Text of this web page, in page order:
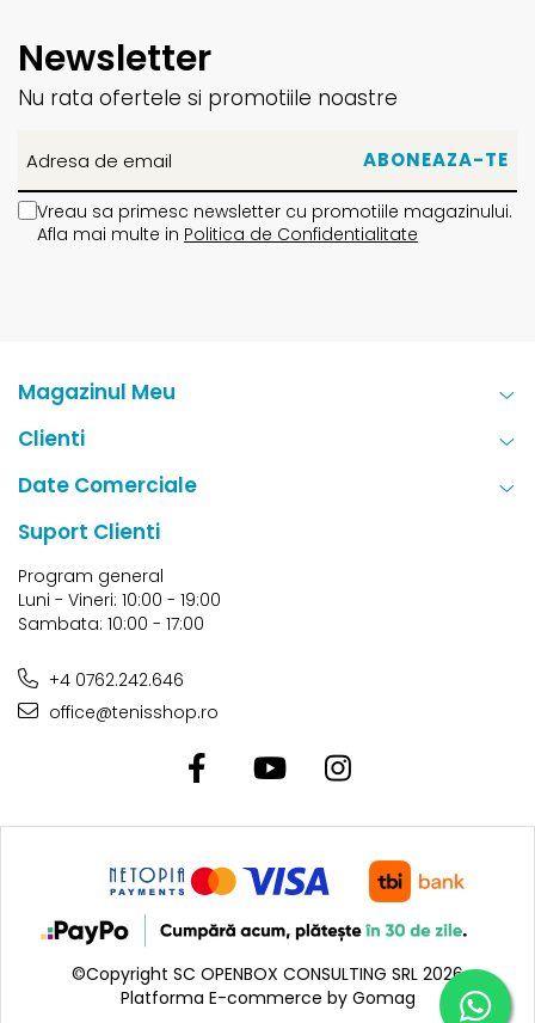
Newsletter
Nu rata ofertele si promotiile noastre
Vreau sa primesc newsletter cu promotiile magazinului.
Afla mai multe in Politica de Confidentialitate
Magazinul Meu
Clienti
Date Comerciale
Suport Clienti
Program general
Luni - Vineri: 10:00 - 19:00
Sambata: 10:00 - 17:00
+4 0762.242.646
office@tenisshop.ro
©Copyright SC OPENBOX CONSULTING SRL 2026
Platforma E-commerce by Gomag